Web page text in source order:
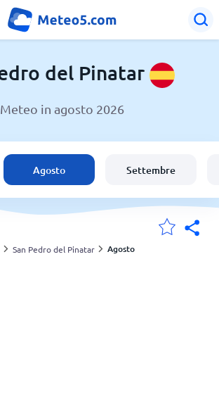
del Pinatar
del Pinatar
Meteo in agosto 2026
Agosto Settembre
San Pedro del Pinatar Agosto